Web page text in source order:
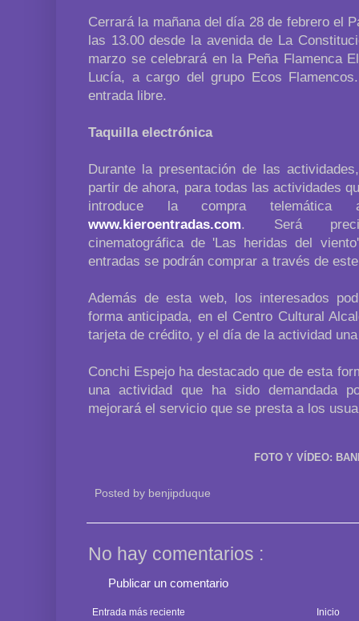
Cerrará la mañana del día 28 de febrero el
las 13.00 desde la avenida de La
marzo se celebrará en la Peña Flamenca
Lucía, a cargo del grupo Ecos
entrada libre.
Taquilla electrónica
Durante la presentación de las
partir de ahora, para todas las actividades
introduce la compra
www.kieroentradas.com. Será
cinematográfica de 'Las heridas del
entradas se podrán comprar a través de
Además de esta web, los interesados
forma anticipada, en el Centro Cultural
tarjeta de crédito, y el día de la actividad
Conchi Espejo ha destacado que de esta
una actividad que ha sido demandada
mejorará el servicio que se presta a los
FOTO Y VÍDEO:
Posted by benjipduque
No hay comentarios :
Publicar un comentario
Entrada más reciente Inicio